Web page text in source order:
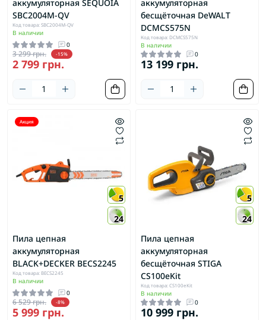
аккумуляторная SEQUOIA
SBC2004M-QV
Код товара: SBC2004M-QV
В наличии
0
3 299 грн. -15%
2 799 грн.
аккумуляторная
бесщёточная DeWALT
DCMCS575N
Код товара: DCMCS575N
В наличии
0
13 199 грн.
Акция
5
24
Пила цепная
аккумуляторная
BLACK+DECKER BECS2245
Код товара: BECS2245
В наличии
0
6 529 грн. -8%
5 999 грн.
5
24
Пила цепная
аккумуляторная
бесщёточная STIGA
CS100eKit
Код товара: CS100eKit
В наличии
0
10 999 грн.